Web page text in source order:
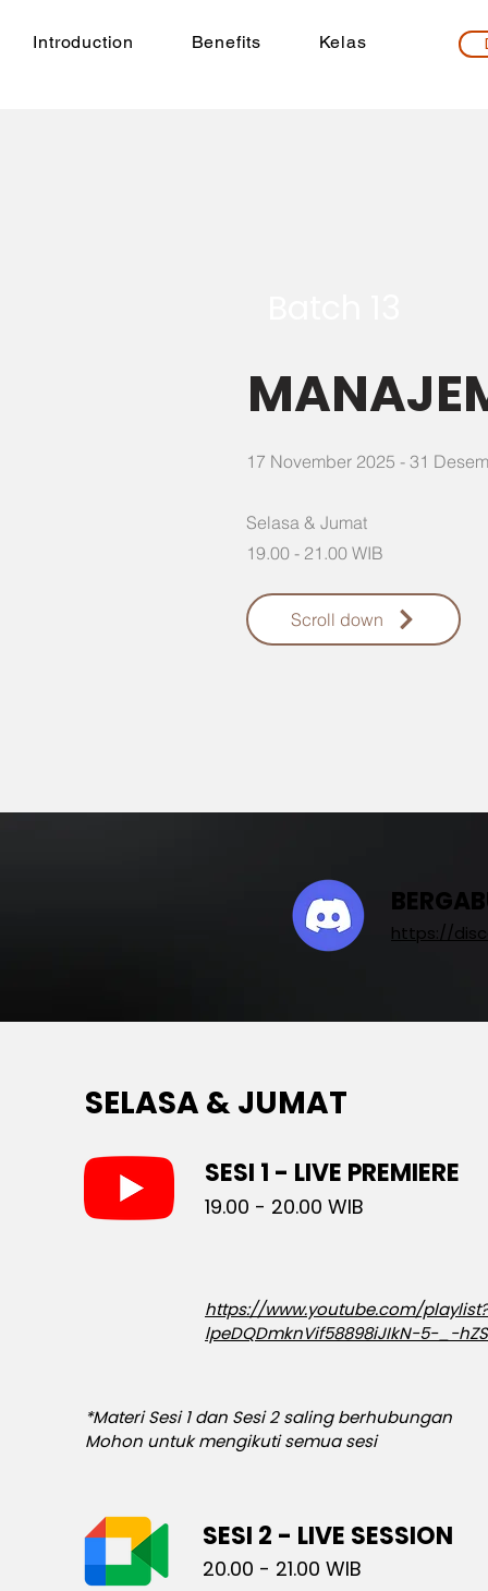
Introduction Benefits Kelas
17 November 2025 - 31
Selasa & Jumat
19.00 - 21.00 WIB
Scroll down
https://
SELASA & JUMAT
SESI 1 - LIVE PREMIERE
19.00 - 20.00 WIB
https://www.youtube.com/
lpeDQDmknVif58898iJIkN-5-_-hZS
*Materi Sesi 1 dan Sesi 2 saling berhubungan
Mohon untuk mengikuti semua sesi
SESI 2 - LIVE SESSION
20.00 - 21.00 WIB